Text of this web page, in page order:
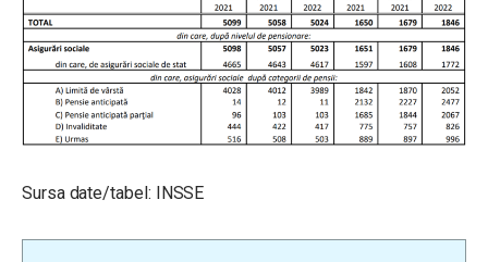
Sursa date/tabel: INSSE